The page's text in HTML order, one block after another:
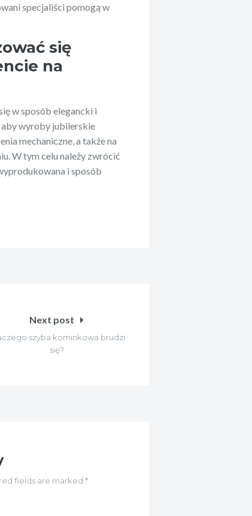
specjaliści pomogą w
się
na
w sposób elegancki i
aby wyroby jubilerskie
mechaniczne, a także na
W tym celu należy zwrócić
i sposób
Next post
szyba kominkowa brudzi
się?
fields are marked *